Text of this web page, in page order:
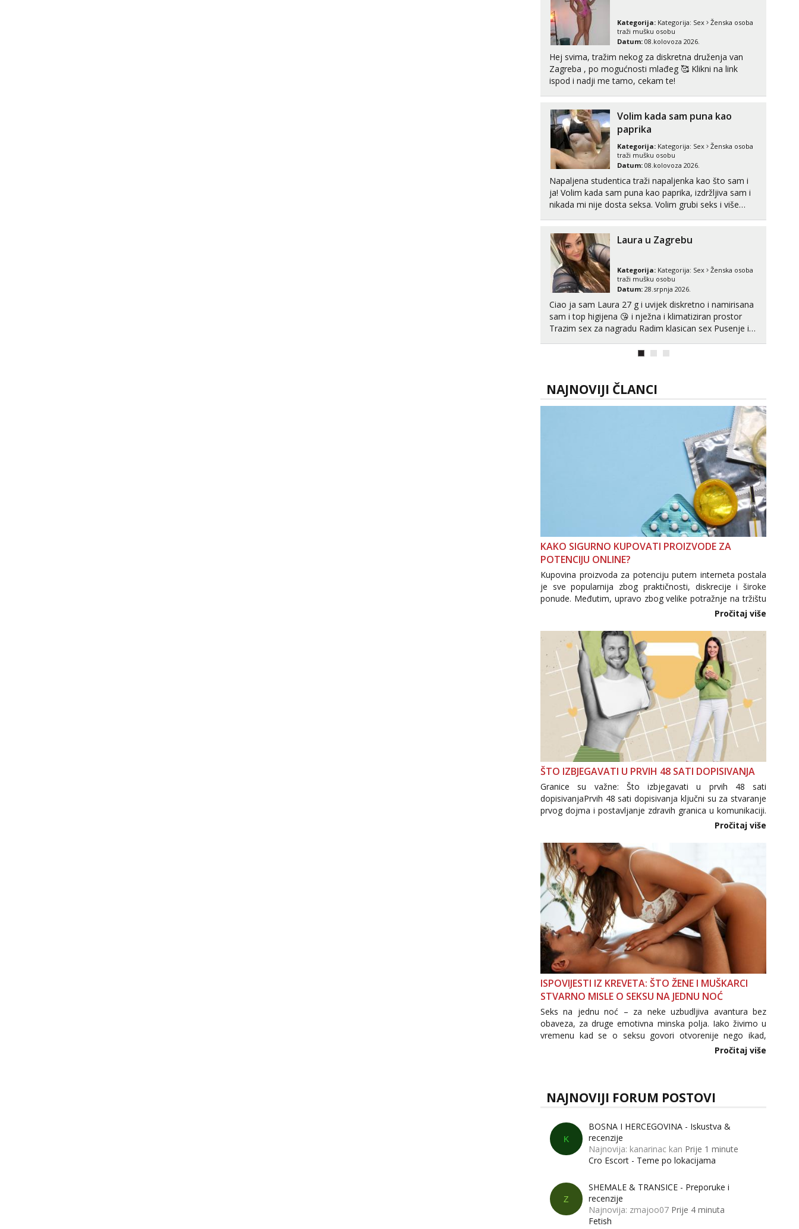
Kategorija: Kategorija: Sex
Ženska osoba
traži mušku osobu
Datum: 08.kolovoza 2026.
Hej svima, tražim nekog za diskretna druženja van
Zagreba , po mogućnosti mlađeg 🥰 Klikni na link
ispod i nadji me tamo, cekam te!
Volim kada sam puna kao
paprika
Kategorija: Kategorija: Sex
Ženska osoba
traži mušku osobu
Datum: 08.kolovoza 2026.
Napaljena studentica traži napaljenka kao što sam i
ja! Volim kada sam puna kao paprika, izdržljiva sam i
nikada mi nije dosta seksa. Volim grubi seks i više
cekam te!
Laura u Zagrebu
Kategorija: Kategorija: Sex
Ženska osoba
traži mušku osobu
Datum: 28.srpnja 2026.
Ciao ja sam Laura 27 g i uvijek diskretno i namirisana
sam i top higijena 😘 i nježna i klimatiziran prostor
Trazim sex za nagradu Radim klasican sex Pusenje i
NAJNOVIJI ČLANCI
KAKO SIGURNO KUPOVATI PROIZVODE ZA
POTENCIJU ONLINE?
Kupovina proizvoda za potenciju putem interneta postala
je sve popularnija zbog praktičnosti, diskrecije i široke
ponude. Međutim, upravo zbog velike potražnje na tržištu
se pojavljuju i brojni krivotvoreni proizvodi, nepouzdane
internetske trgovine te proizvodi nepoznatog podrijetla. ...
Pročitaj više
ŠTO IZBJEGAVATI U PRVIH 48 SATI DOPISIVANJA
Granice su važne: Što izbjegavati u prvih 48 sati
dopisivanjaPrvih 48 sati dopisivanja ključni su za stvaranje
prvog dojma i postavljanje zdravih granica u komunikaciji.
Važno je izbjeći prebrzo otkrivanje osobnih ili intimnih
informacija, jer nepoznata osoba još nije zaslužila to
povjerenje. Takođe...
Pročitaj više
ISPOVIJESTI IZ KREVETA: ŠTO ŽENE I MUŠKARCI
STVARNO MISLE O SEKSU NA JEDNU NOĆ
Seks na jednu noć – za neke uzbudljiva avantura bez
obaveza, za druge emotivna minska polja. Iako živimo u
vremenu kad se o seksu govori otvorenije nego ikad,
tema „jedne noći strasti“ i dalje izaziva burne rasprave. Što
Pročitaj više
NAJNOVIJI FORUM POSTOVI
K
BOSNA I HERCEGOVINA - Iskustva &
recenzije
Najnovija: kanarinac kan Prije 1 minute
Cro Escort - Teme po lokacijama
Z
SHEMALE & TRANSICE - Preporuke i
recenzije
Najnovija: zmajoo07 Prije 4 minuta
Fetish